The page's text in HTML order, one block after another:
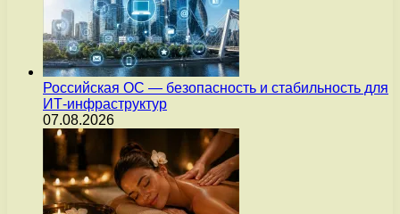
Российская ОС — безопасность и стабильность для
ИТ-инфраструктур
07.08.2026